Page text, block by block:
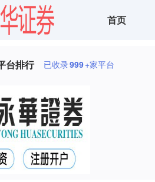
首页
台排行 已收录999+家平台